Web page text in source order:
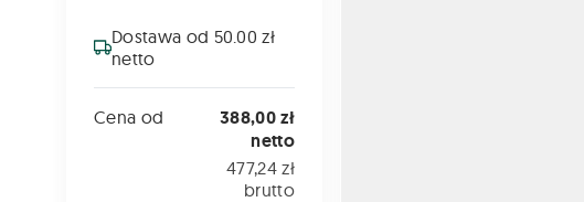
Dostawa od 50.00 zł
netto
Cena od
388,00 zł
netto
477,24 zł
brutto